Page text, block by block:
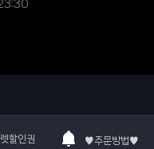
할인권 ♥주문방법♥